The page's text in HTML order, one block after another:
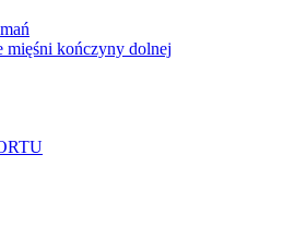
mięśni kończyny dolnej